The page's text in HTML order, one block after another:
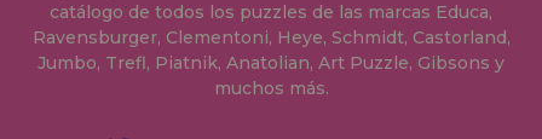
catálogo de todos los puzzles de las marcas Educa,
Ravensburger, Clementoni, Heye, Schmidt, Castorland,
Jumbo, Trefl, Piatnik, Anatolian, Art Puzzle, Gibsons y
muchos más.